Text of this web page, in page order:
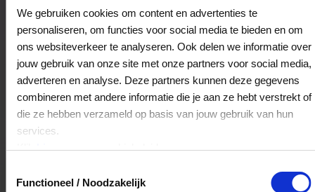
We gebruiken cookies om content en advertenties te
personaliseren, om functies voor social media te bieden en om
ons websiteverkeer te analyseren. Ook delen we informatie over
jouw gebruik van onze site met onze partners voor social media,
adverteren en analyse. Deze partners kunnen deze gegevens
combineren met andere informatie die je aan ze hebt verstrekt of
die ze hebben verzameld op basis van jouw gebruik van hun
services.
Klikhiervoor ons cookiebeleid.
Functioneel / Noodzakelijk
Huidinstituut Versailles
Hilbersplein 24-25
1944RB Beverwijk
Veelgestelde Vragen
Kan ik het saldo in delen besteden?